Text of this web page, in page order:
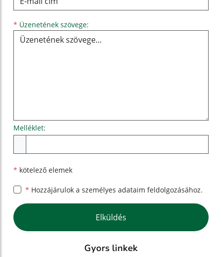
* Üzenetének szövege:
Melléklet:
* kötelező elemek
* Hozzájárulok a személyes adataim feldolgozásához.
Google reCaptcha Response
Elküldés
Gyors linkek